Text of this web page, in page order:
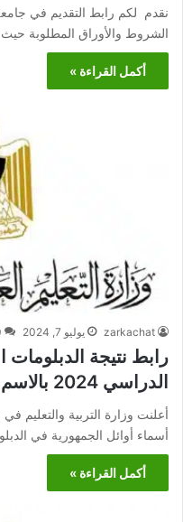
الشروط والأوراق المطلوبة
أكمل القراءة »
zarkachat يوليو 7, 2024
رابط نتيجة الدبلومات
الدراسي 2024 بالاسم ورقم الجلوس
أعلنت وزارة التربية والتعليم
أسماء أوائل الجمهورية في الدبلومات
أكمل القراءة »